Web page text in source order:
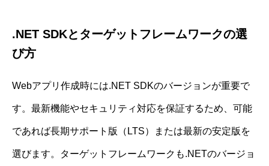
.NET SDKとターゲットフレームワークの選
び方
Webアプリ作成時には.NET SDKのバージョンが重要で
す。最新機能やセキュリティ対応を保証するため、可能
であれば長期サポート版（LTS）または最新の安定版を
選びます。ターゲットフレームワークも.NETのバージョ